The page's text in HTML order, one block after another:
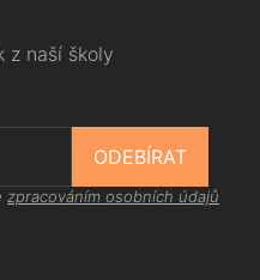
z naší školy
ODEBÍRAT
zpracováním osobních údajů